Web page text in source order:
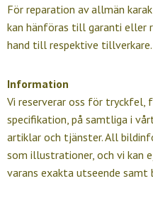
För reparation av allmän
kan hänföras till garanti eller
hand till respektive tillverkare.
Information
Vi reserverar oss för
specifikation, på samtliga i
artiklar och tjänster. All
som illustrationer, och vi kan
varans exakta utseende samt